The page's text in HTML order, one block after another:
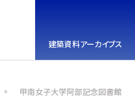
建築資料アーカイブス
甲南女子大学阿部記念図書館